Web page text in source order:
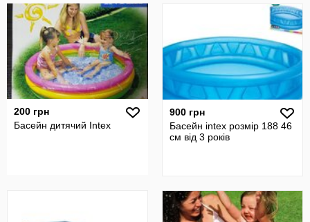
200 грн
Басейн дитячий Intex
900 грн
Басейн intex розмір 188 46
см від 3 років